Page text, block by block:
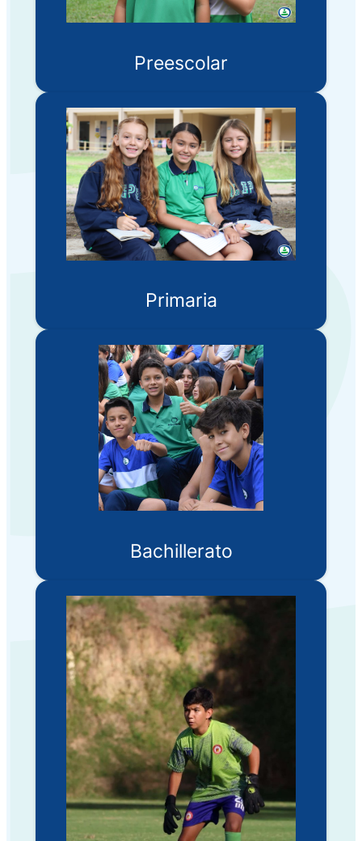
Preescolar
Primaria
Bachillerato